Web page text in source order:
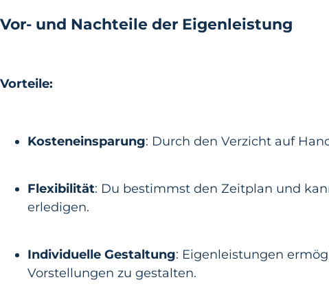
Vor- und Nachteile der Eigenleistung
Vorteile:
Kosteneinsparung: Durch den Verzicht auf
Flexibilität: Du bestimmst den Zeitplan und
erledigen.
Individuelle Gestaltung: Eigenleistungen
Vorstellungen zu gestalten.